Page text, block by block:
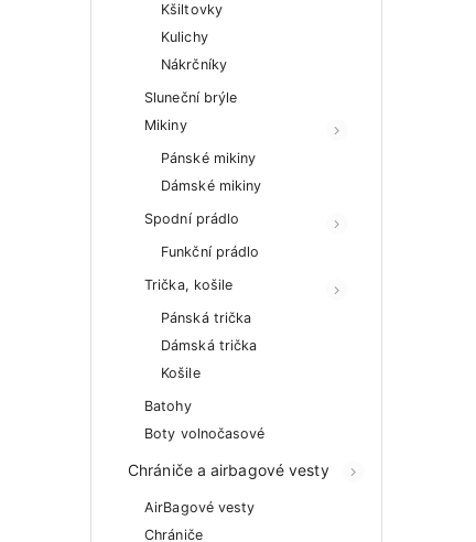
Kšiltovky
Kulichy
Nákrčníky
Sluneční brýle
Mikiny
Pánské mikiny
Dámské mikiny
Spodní prádlo
Funkční prádlo
Trička, košile
Pánská trička
Dámská trička
Košile
Batohy
Boty volnočasové
Chrániče a airbagové vesty
AirBagové vesty
Chrániče